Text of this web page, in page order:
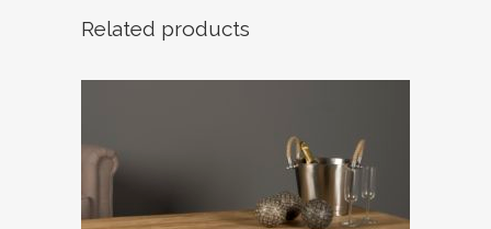
Related products